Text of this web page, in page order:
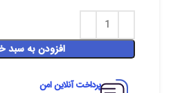
افزودن به سبد
پرداخت آنلاین امن